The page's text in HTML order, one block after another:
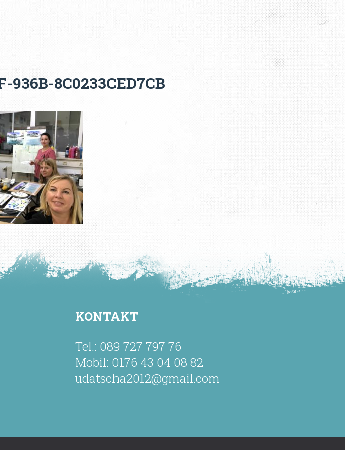
936B-8C0233CED7CB
KONTAKT
Tel.: 089 727 797 76
Mobil: 0176 43 04 08 82
udatscha2012@gmail.com